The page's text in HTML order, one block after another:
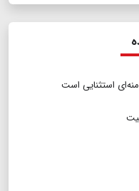
استثنایی است